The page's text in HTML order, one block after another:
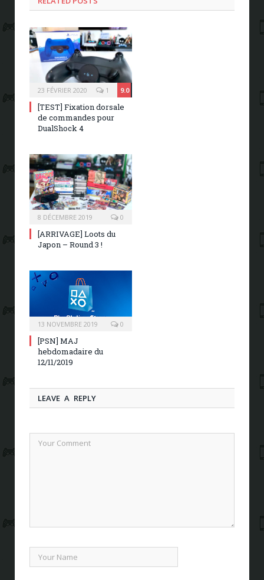
23 FÉVRIER 2020 9.0
1
[TEST] Fixation dorsale
de commandes pour
DualShock 4
8 DÉCEMBRE 2019 0
[ARRIVAGE] Loots du
Japon – Round 3 !
13 NOVEMBRE 2019 0
[PSN] MAJ
hebdomadaire du
12/11/2019
LEAVE A REPLY